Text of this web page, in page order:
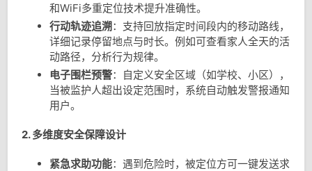
和WiFi多重定位技术提升准确性。
行动轨迹追溯：支持回放指定时间段内的移动路线，
详细记录停留地点与时长。例如可查看家人全天的活
动路径，分析行为规律。
电子围栏预警：自定义安全区域（如学校、小区），
当被监护人超出设定范围时，系统自动触发警报通知
用户。
2. 多维度安全保障设计
紧急求助功能：遇到危险时，被定位方可一键发送求